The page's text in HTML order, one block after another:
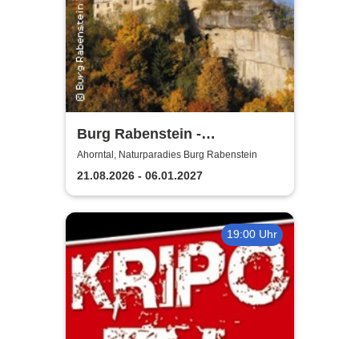
Burg Rabenstein -
Burgkonzerte
Ahorntal, Naturparadies Burg Rabenstein
21.08.2026 - 06.01.2027
19:00 Uhr